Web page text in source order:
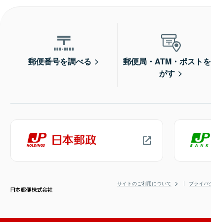
郵便番号を調べる
郵便局・ATM・ポスト
がす
サイトのご利用について プライバ